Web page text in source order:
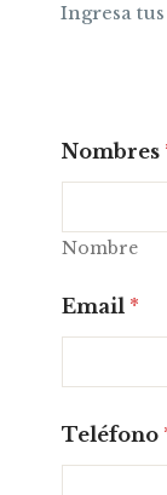
Ingresa
Nombres
Nombre
Email *
Teléfono